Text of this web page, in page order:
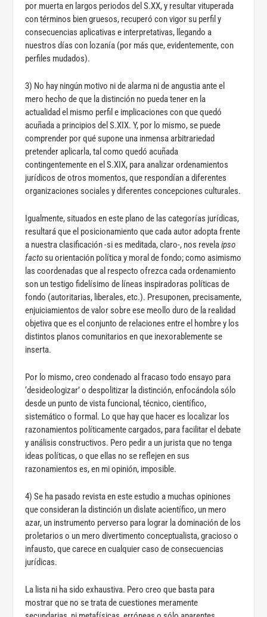
por muerta en largos periodos del S.XX, y resultar vituperada
con términos bien gruesos, recuperó con vigor su perfil y
consecuencias aplicativas e interpretativas, llegando a
nuestros días con lozanía (por más que, evidentemente, con
perfiles mudados).
3) No hay ningún motivo ni de alarma ni de angustia ante el
mero hecho de que la distinción no pueda tener en la
actualidad el mismo perfil e implicaciones con que quedó
acuñada a principios del S.XIX. Y, por lo mismo, se puede
comprender por qué supone una inmensa arbitrariedad
pretender aplicarla, tal como quedó acuñada
contingentemente en el S.XIX, para analizar ordenamientos
jurídicos de otros momentos, que respondían a diferentes
organizaciones sociales y diferentes concepciones culturales.
Igualmente, situados en este plano de las categorías jurídicas,
resultará que el posicionamiento que cada autor adopta frente
a nuestra clasificación -si es meditada, claro-, nos revelaipso
factosu orientación política y moral de fondo; como asimismo
las coordenadas que al respecto ofrezca cada ordenamiento
son un testigo fidelísimo de líneas inspiradoras políticas de
fondo (autoritarias, liberales, etc.). Presuponen, precisamente,
enjuiciamientos de valor sobre ese meollo duro de la realidad
objetiva que es el conjunto de relaciones entre el hombre y los
distintos planos comunitarios en que inexorablemente se
inserta.
Por lo mismo, creo condenado al fracaso todo ensayo para
‘desideologizar’ o despolitizar la distinción, enfocándola sólo
desde un punto de vista funcional, técnico, científico,
sistemático o formal. Lo que hay que hacer es localizar los
razonamientos políticamente cargados, para facilitar el debate
y análisis constructivos. Pero pedir a un jurista que no tenga
ideas políticas, o que ellas no se reflejen en sus
razonamientos es, en mi opinión, imposible.
4) Se ha pasado revista en este estudio a muchas opiniones
que consideran la distinción un dislate acientífico, un mero
azar, un instrumento perverso para lograr la dominación de los
proletarios o un mero divertimento conceptualista, gracioso o
infausto, que carece en cualquier caso de consecuencias
jurídicas.
La lista ni ha sido exhaustiva. Pero creo que basta para
mostrar que no se trata de cuestiones meramente